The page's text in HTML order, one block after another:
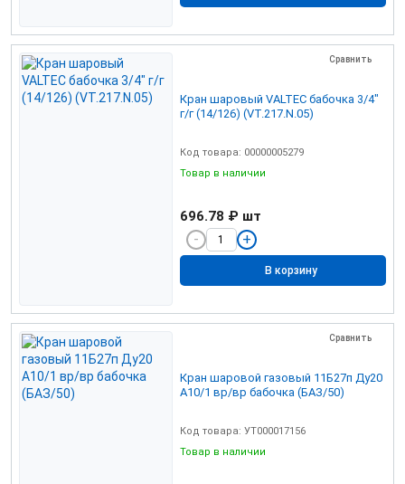
Сравнить
Кран шаровый VALTEC бабочка 3/4"
г/г (14/126) (VT.217.N.05)
Код товара: 00000005279
Товар в наличии
696.78 ₽ шт
В корзину
Сравнить
Кран шаровой газовый 11Б27п Ду20
А10/1 вр/вр бабочка (БАЗ/50)
Код товара: УТ000017156
Товар в наличии